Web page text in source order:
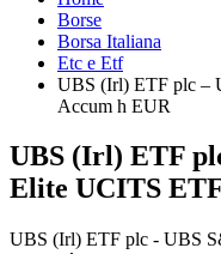
Borse
Borsa Italiana
Etc e Etf
UBS (Irl) ETF plc –
Accum h EUR
UBS (Irl) ETF
Elite UCITS
UBS (Irl) ETF plc - UBS